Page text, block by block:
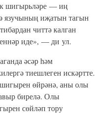
шигырьләре — иң
язучының иҗатын тагын
читтә калган
иде», — ди ул.
әсәр һәм
тиешлеген искәртте.
өйрәнә, аны олы
бирелә. Олы
сөйләп тору